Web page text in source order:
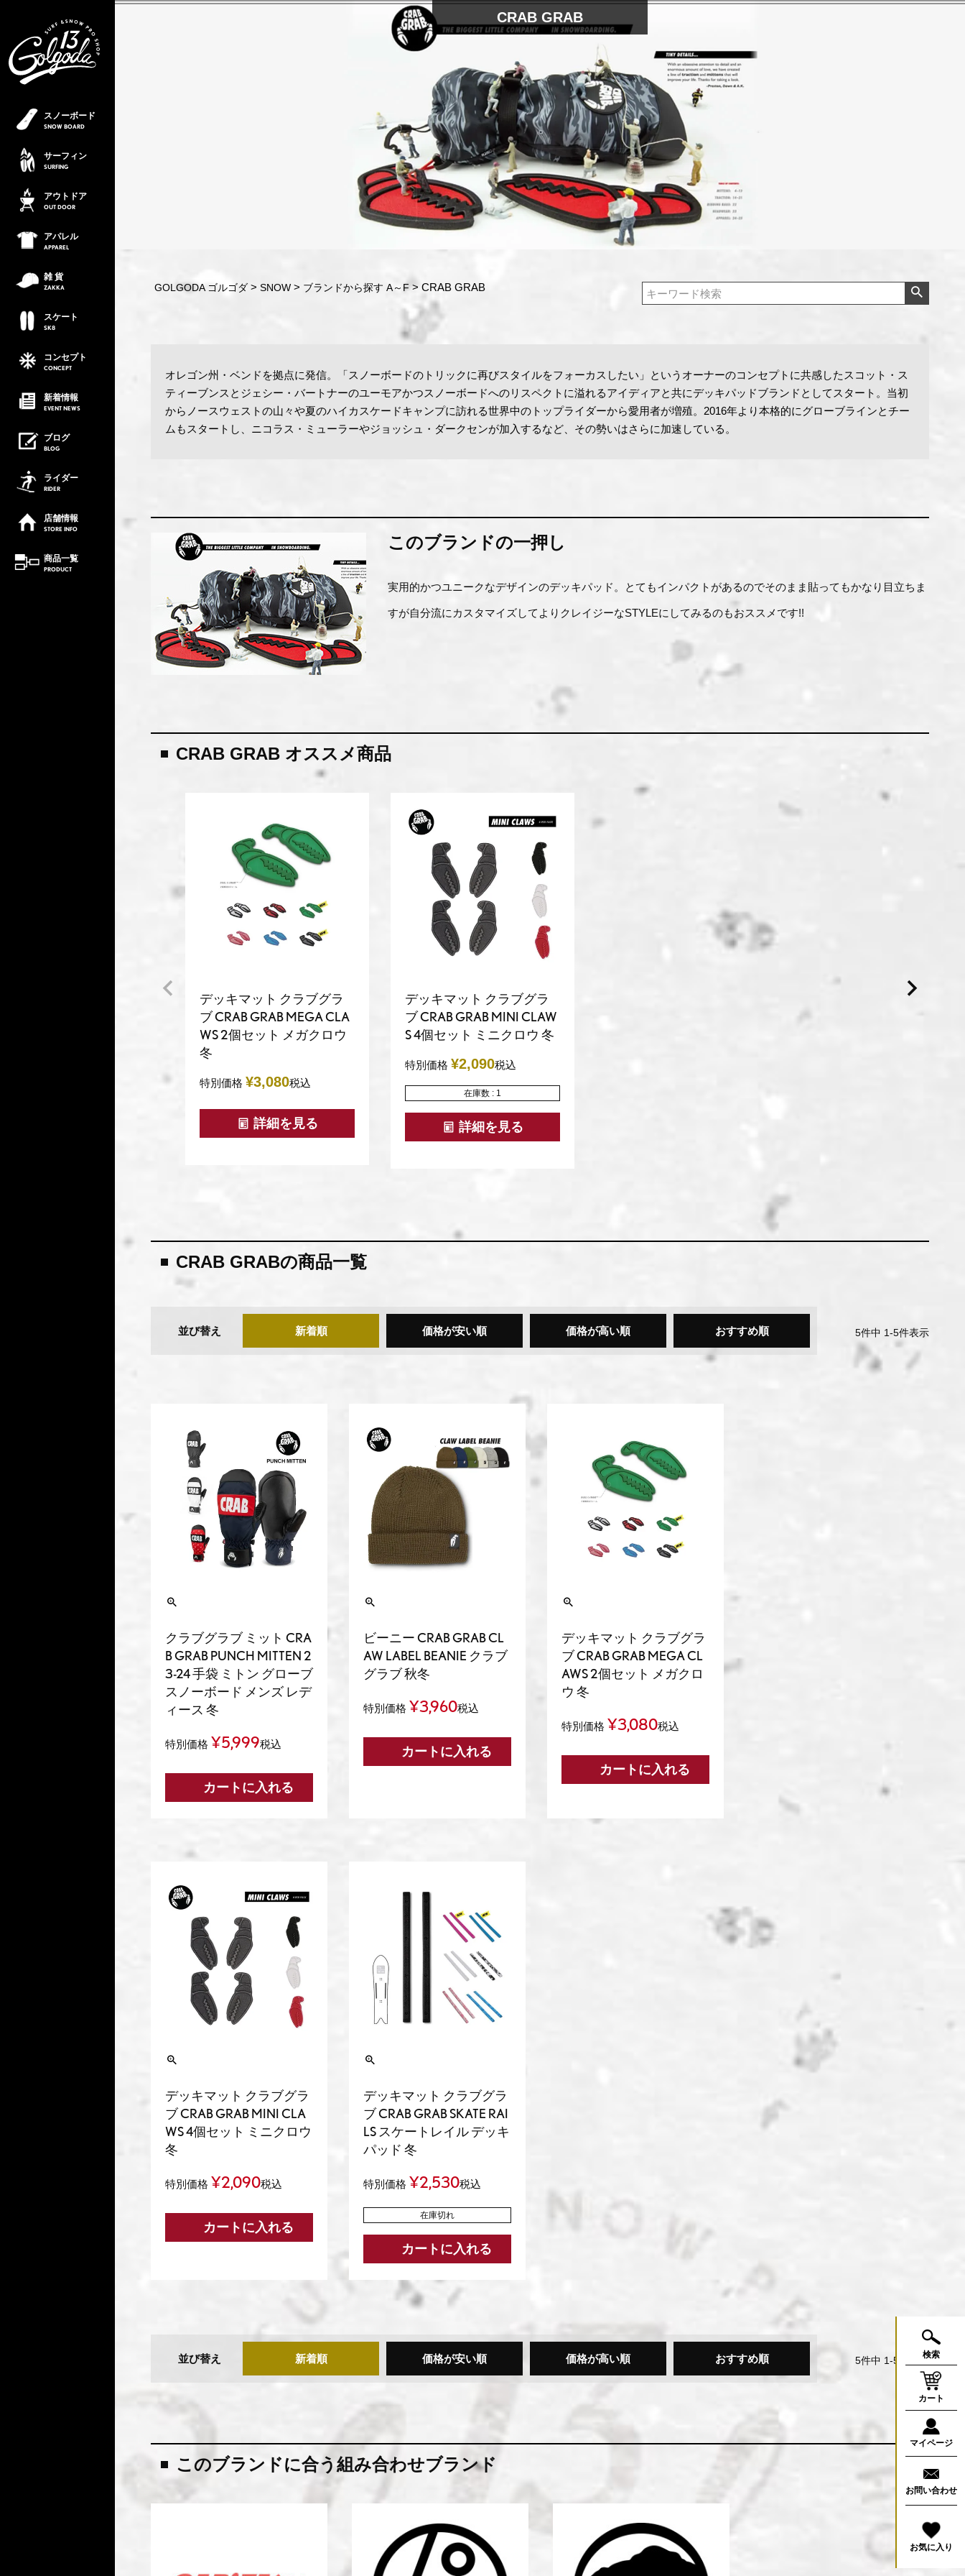
スノーボード
SNOW BOARD
サーフィン
SURFING
アウトドア
OUT DOOR
アパレル
APPAREL
雑 貨
ZAKKA
スケート
SK8
コンセプト
CONCEPT
新着情報
EVENT NEWS
ブログ
BLOG
ライダー
RIDER
店舗情報
STORE INFO
商品一覧
PRODUCT
CRAB GRAB
GOLGODA ゴルゴダ SNOW ブランドから探す A～F CRAB GRAB
オレゴン州・ベンドを拠点に発信。「スノーボードのトリックに再びスタイルをフォーカスしたい」というオーナーのコンセプトに共感したスコット・ス
ティーブンスとジェシー・バートナーのユーモアかつスノーボードへのリスペクトに溢れるアイディアと共にデッキパッドブランドとしてスタート。当初
からノースウェストの山々や夏のハイカスケードキャンプに訪れる世界中のトップライダーから愛用者が増殖。2016年より本格的にグローブラインとチー
ムもスタートし、ニコラス・ミューラーやジョッシュ・ダークセンが加入するなど、その勢いはさらに加速している。
このブランドの一押し
実用的かつユニークなデザインのデッキパッド。とてもインパクトがあるのでそのまま貼ってもかなり目立ちま
すが自分流にカスタマイズしてよりクレイジーなSTYLEにしてみるのもおススメです!!
CRAB GRAB オススメ商品
デッキマット クラブグラ
ブ CRAB GRAB MEGA CLA
WS 2個セット メガクロウ
冬
特別価格 ¥3,080税込
詳細を見る
デッキマット クラブグラ
ブ CRAB GRAB MINI CLAW
S 4個セット ミニクロウ 冬
特別価格 ¥2,090税込
在庫数 1
詳細を見る
CRAB GRABの商品一覧
並び替え 新着順 価格が安い順 価格が高い順 おすすめ順 5件中 1-5件表示
クラブグラブ ミット CRA
B GRAB PUNCH MITTEN 2
3-24 手袋 ミトン グローブ
スノーボード メンズ レデ
ィース 冬
特別価格 ¥5,999税込
カートに入れる
ビーニー CRAB GRAB CL
AW LABEL BEANIE クラブ
グラブ 秋冬
特別価格 ¥3,960税込
カートに入れる
デッキマット クラブグラ
ブ CRAB GRAB MEGA CL
AWS 2個セット メガクロ
ウ 冬
特別価格 ¥3,080税込
カートに入れる
デッキマット クラブグラ
ブ CRAB GRAB MINI CLA
WS 4個セット ミニクロウ
冬
特別価格 ¥2,090税込
カートに入れる
デッキマット クラブグラ
ブ CRAB GRAB SKATE RAI
LS スケートレイル デッキ
パッド 冬
特別価格 ¥2,530税込
在庫切れ
カートに入れる
並び替え 新着順 価格が安い順 価格が高い順 おすすめ順 5件中 1-5 件表示
このブランドに合う組み合わせブランド
検索
カート
マイページ
お問い合わせ
お気に入り